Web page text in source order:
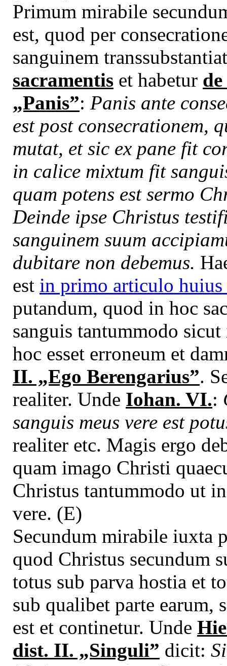
Primum mirabile
est, quod per
sanguinem
sacramentis et habetur
„Panis”: Panis ante
est post consecrationem,
mutat, et sic ex pane fit
in calice mixtum fit
quam potens est sermo
Deinde ipse Christus
sanguinem suum
dubitare non debemus.
est in primo articulo huius
putandum, quod in hoc
sanguis tantummodo
hoc esset erroneum et
II. „Ego Berengarius”.
realiter. Unde Iohan. VI.:
sanguis meus vere est
realiter etc. Magis ergo
quam imago Christi
Christus tantummodo ut
vere. (E)
Secundum mirabile iuxta
quod Christus secundum
totus sub parva hostia et
sub qualibet parte earum,
est et continetur. Unde
dist. II. „Singuli” dicit: